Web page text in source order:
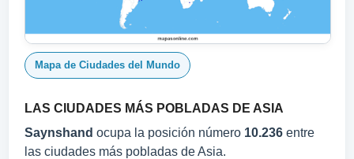
Mapa de Ciudades del Mundo
LAS CIUDADES MÁS POBLADAS DE ASIA
Saynshand ocupa la posición número 10.236 entre
las ciudades más pobladas de Asia.